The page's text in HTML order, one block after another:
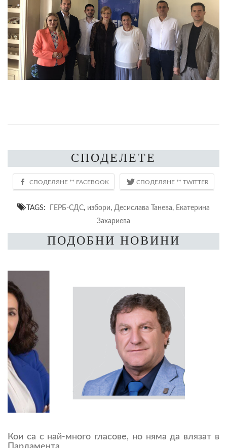
СПОДЕЛЕТЕ
TAGS: ГЕРБ-СДС, избори, Десислава Танева, Екатерина
Захариева
ПОДОБНИ НОВИНИ
Кои са с най-много гласове, но няма да влязат в